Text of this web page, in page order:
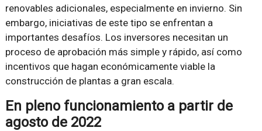
renovables adicionales, especialmente en invierno. Sin
embargo, iniciativas de este tipo se enfrentan a
importantes desafíos. Los inversores necesitan un
proceso de aprobación más simple y rápido, así como
incentivos que hagan económicamente viable la
construcción de plantas a gran escala.
En pleno funcionamiento a partir de
agosto de 2022